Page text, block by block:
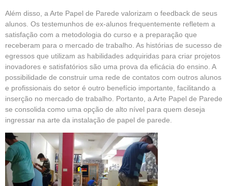
Além disso, a Arte Papel de Parede valorizam o feedback de seus
alunos. Os testemunhos de ex-alunos frequentemente refletem a
satisfação com a metodologia do curso e a preparação que
receberam para o mercado de trabalho. As histórias de sucesso de
egressos que utilizam as habilidades adquiridas para criar projetos
inovadores e satisfatórios são uma prova da eficácia do ensino. A
possibilidade de construir uma rede de contatos com outros alunos
e profissionais do setor é outro benefício importante, facilitando a
inserção no mercado de trabalho. Portanto, a Arte Papel de Parede
se consolida como uma opção de alto nível para quem deseja
ingressar na arte da instalação de papel de parede.